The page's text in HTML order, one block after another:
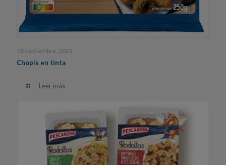
18 septiembre, 2023
Chopis en tinta
Leer más